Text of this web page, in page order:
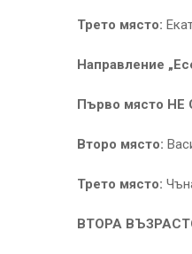
Трето място:
Направление
Първо място
Второ място:
Трето място:
ВТОРА